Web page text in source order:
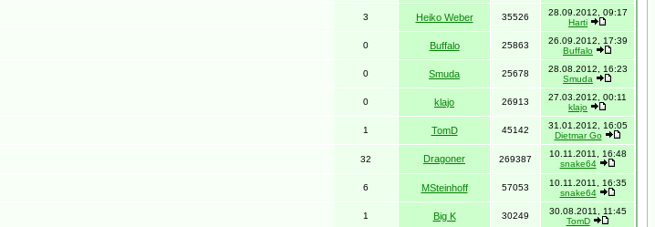
3 Heiko Weber 35526
28.09.2012, 09:17
Harti
0 Buffalo 25863
26.09.2012, 17:39
Buffalo
0 Smuda 25678
28.08.2012, 16:23
Smuda
0 klajo 26913
27.03.2012, 00:11
klajo
1 TomD 45142
31.01.2012, 16:05
Dietmar Go
32 Dragoner 269387
10.11.2011, 16:48
snake64
6 MSteinhoff 57053
10.11.2011, 16:35
snake64
1 Big K 30249
30.08.2011, 11:45
TomD